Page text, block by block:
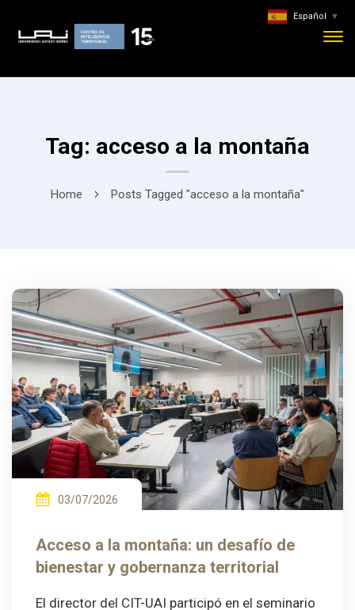
Tag: acceso a la montaña
Home Posts Tagged "acceso a la montaña"
03/07/2026
Acceso a la montaña: un desafío de
bienestar y gobernanza territorial
El director del CIT-UAI participó en el seminario
Español ▼